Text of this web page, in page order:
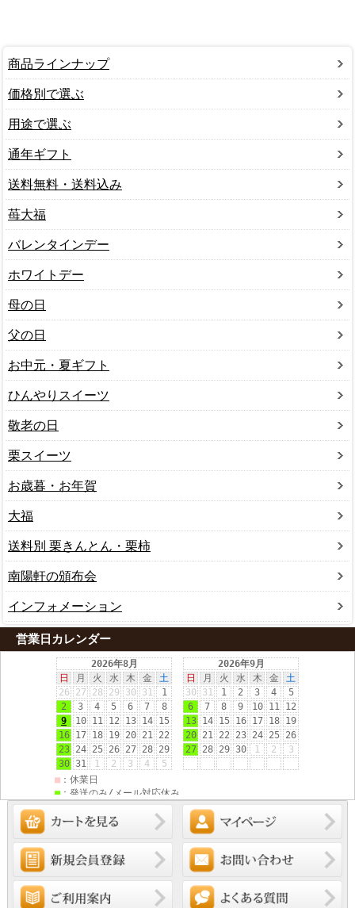
商品ラインナップ
価格別で選ぶ
用途で選ぶ
通年ギフト
送料無料・送料込み
苺大福
バレンタインデー
ホワイトデー
母の日
父の日
お中元・夏ギフト
ひんやりスイーツ
敬老の日
栗スイーツ
お歳暮・お年賀
大福
送料別 栗きんとん・栗柿
南陽軒の頒布会
インフォメーション
営業日カレンダー